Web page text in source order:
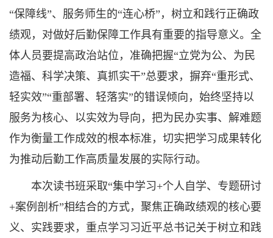
“保障线”、服务师生的“连心桥”，树立和践行正确政
绩观，对做好后勤保障工作具有重要的指导意义。全
体人员要提高政治站位，准确把握“立党为公、为民
造福、科学决策、真抓实干”总要求，摒弃“重形式、
轻实效”“重部署、轻落实”的错误倾向，始终坚持以
服务为核心、以实效为导向，把为民办实事、解难题
作为衡量工作成效的根本标准，切实把学习成果转化
为推动后勤工作高质量发展的实际行动。
本次读书班采取“集中学习+个人自学、专题研讨
+案例剖析”相结合的方式，聚焦正确政绩观的核心要
义、实践要求，重点学习习近平总书记关于树立和践